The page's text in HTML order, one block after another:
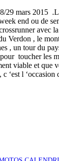
mars 2015
end ou de
Verdon , le
, un tour du
toucher les
viable et que
‘est l ‘occasion